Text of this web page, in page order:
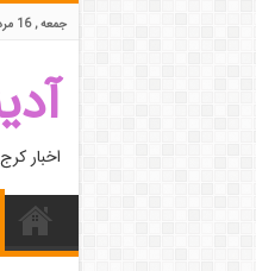
جمعه , 16 مرداد 1405
اخبار